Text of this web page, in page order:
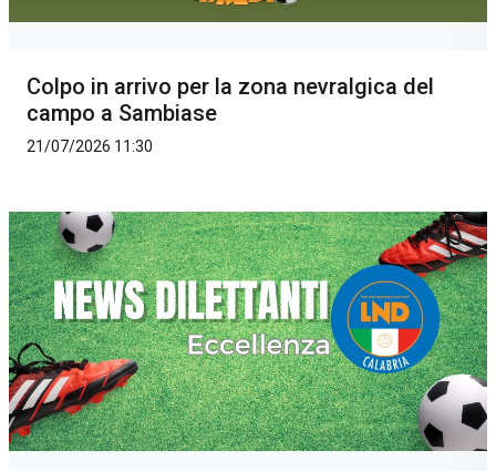
Colpo in arrivo per la zona nevralgica del
campo a Sambiase
21/07/2026 11:30